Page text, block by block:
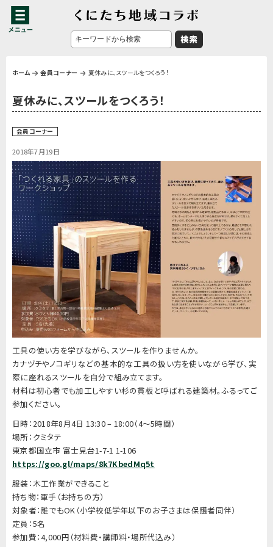
ホーム 会員コーナー 夏休みに、スツールをつくろう！
夏休みに、スツールをつくろう！
会員コーナー
2018年7月19日
工具の使い方を学びながら、スツールを作りませんか。
カナヅチやノコギリなどの基本的な工具の扱い方を使いながら学び、実
際に座れるスツールを自分で組み立てます。
材料は初心者でも加工しやすい杉の貫板と呼ばれる建築材。ふるってご
参加ください。
日時：2018年8月4日 13:30 – 18:00（4〜5時間）
場所：クミタテ
東京都国立市 富士見台1-7-1 1-106
https://goo.gl/maps/8k7KbedMq5t
服装：木工作業ができること
持ち物：軍手（お持ちの方）
対象者：誰でもOK（小学校低学年以下のお子さまは保護者同伴）
定員：5名
参加費：4,000円（材料費・講師料・場所代込み）